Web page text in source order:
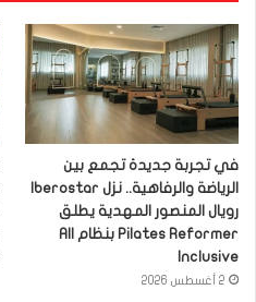
في تجربة جديدة تجمع بين
رويال المنصور المهدية يطلق
Pilates Reformer بنظام All
Inclusive
2 أغسطس 2026